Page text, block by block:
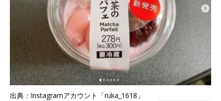
出典：Instagramアカウント「ruka_1618」